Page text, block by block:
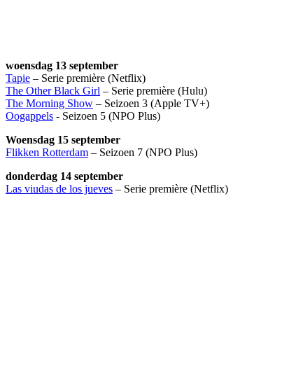
woensdag 13 september
Tapie – Serie première (Netflix)
The Other Black Girl – Serie première (Hulu)
The Morning Show – Seizoen 3 (Apple TV+)
Oogappels - Seizoen 5 (NPO Plus)
Woensdag 15 september
Flikken Rotterdam – Seizoen 7 (NPO Plus)
donderdag 14 september
Las viudas de los jueves – Serie première (Netflix)